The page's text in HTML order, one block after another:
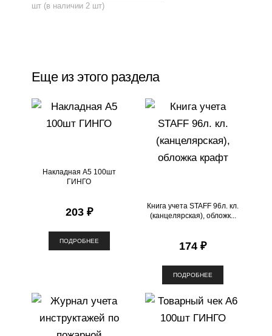
и
т
о
шт (в наличии 2шт)
Еще из этого раздела
Накладная А5 100шт
ГИНГО
203 ₽
ПОДРОБНЕЕ
Книга учета STAFF 96л. кл.
(канцелярская), обложк...
174 ₽
ПОДРОБНЕЕ